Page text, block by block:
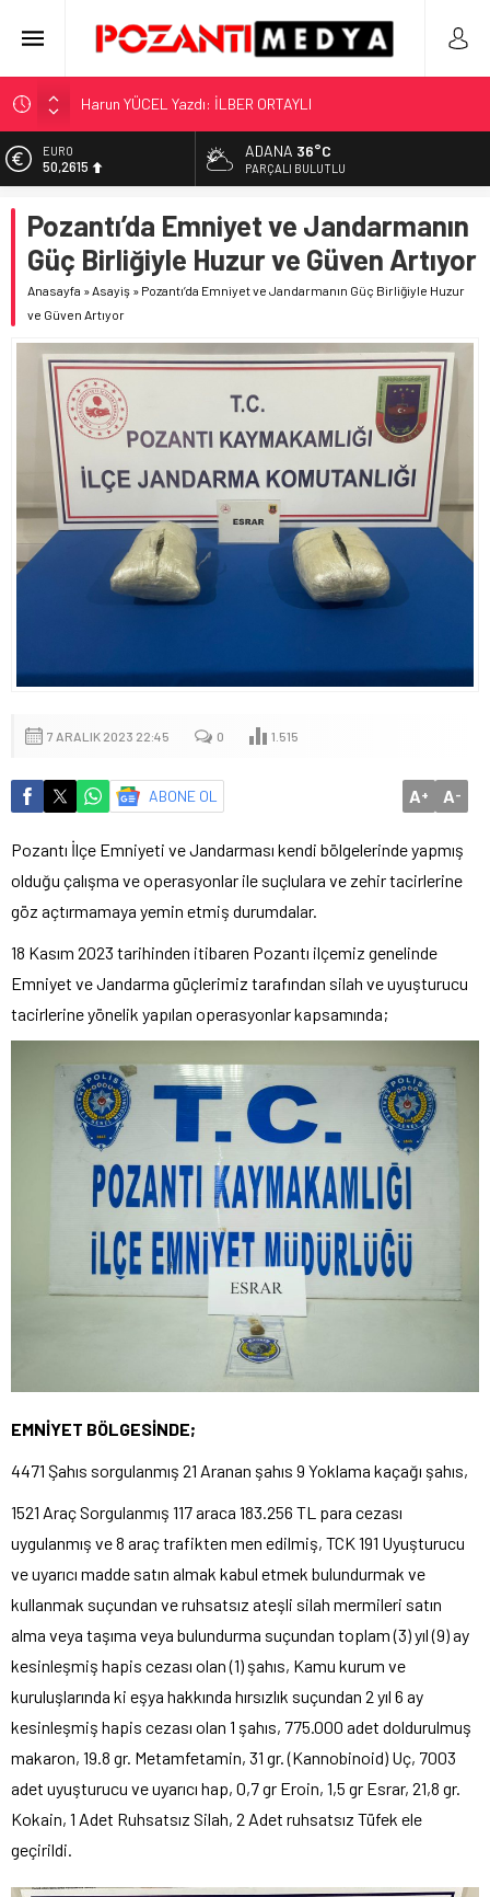
“KILAVUZ HATİCE’NİN MEZARI NEREDE?!!!”
Adana’nın Gizli Cenneti Pozantı Akçatekir Yaylası
Yılmaz Soğutma’dan Buzdolabı Uyarısı
Ajans
Harun YÜCEL Yazdı: İLBER ORTAYLI
EURO
50,2615
5.910,66
BİST
11.456,34
DOLAR
ADANA 36°C
PARÇALI BULUTLU
Pozantı’da Emniyet ve Jandarmanın
Güç Birliğiyle Huzur ve Güven Artıyor
Anasayfa »Asayiş » Pozantı’da Emniyet ve Jandarmanın Güç Birliğiyle Huzur
ve Güven Artıyor
7 ARALIK 2023 22:45 0 1.515
ABONE OL A+ A-
Pozantı İlçe Emniyeti ve Jandarması kendi bölgelerinde yapmış
olduğu çalışma ve operasyonlar ile suçlulara ve zehir tacirlerine
göz açtırmamaya yemin etmiş durumdalar.
18 Kasım 2023 tarihinden itibaren Pozantı ilçemiz genelinde
Emniyet ve Jandarma güçlerimiz tarafından silah ve uyuşturucu
tacirlerine yönelik yapılan operasyonlar kapsamında;
EMNİYET BÖLGESİNDE;
4471 Şahıs sorgulanmış 21 Aranan şahıs 9 Yoklama kaçağı şahıs,
1521 Araç Sorgulanmış 117 araca 183.256 TL para cezası
uygulanmış ve 8 araç trafikten men edilmiş, TCK 191 Uyuşturucu
ve uyarıcı madde satın almak kabul etmek bulundurmak ve
kullanmak suçundan ve ruhsatsız ateşli silah mermileri satın
alma veya taşıma veya bulundurma suçundan toplam (3) yıl (9) ay
kesinleşmiş hapis cezası olan (1) şahıs, Kamu kurum ve
kuruluşlarında ki eşya hakkında hırsızlık suçundan 2 yıl 6 ay
kesinleşmiş hapis cezası olan 1 şahıs, 775.000 adet doldurulmuş
makaron, 19.8 gr. Metamfetamin, 31 gr. (Kannobinoid) Uç, 7003
adet uyuşturucu ve uyarıcı hap, 0,7 gr Eroin, 1,5 gr Esrar, 21,8 gr.
Kokain, 1 Adet Ruhsatsız Silah, 2 Adet ruhsatsız Tüfek ele
geçirildi.